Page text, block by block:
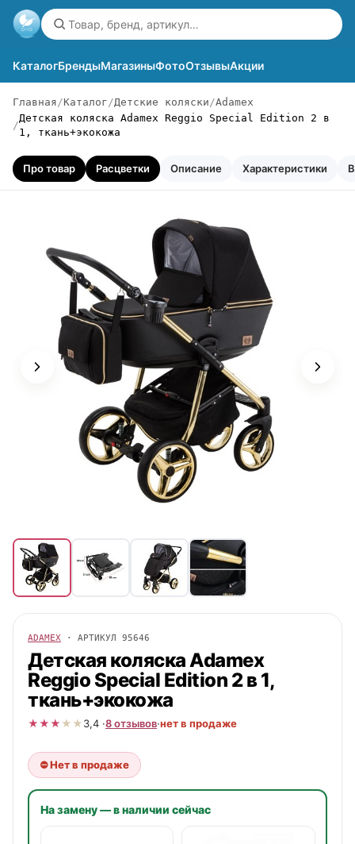
КаталогБрендыМагазиныФотоОтзывыАкции
Главная Каталог Детские коляски Adamex
Детская коляска Adamex Reggio Special Edition 2 в
1, ткань+экокожа
Про товар Расцветки Описание Характеристики
ADAMEX · АРТИКУЛ 95646
Детская коляскаAdamex
Reggio Special Edition 2 в 1,
ткань+экокожа
★★★ ★ ★3,4 ·8 отзывов·нет в продаже
⛔ Нет в продаже
На замену — в наличии сейчас